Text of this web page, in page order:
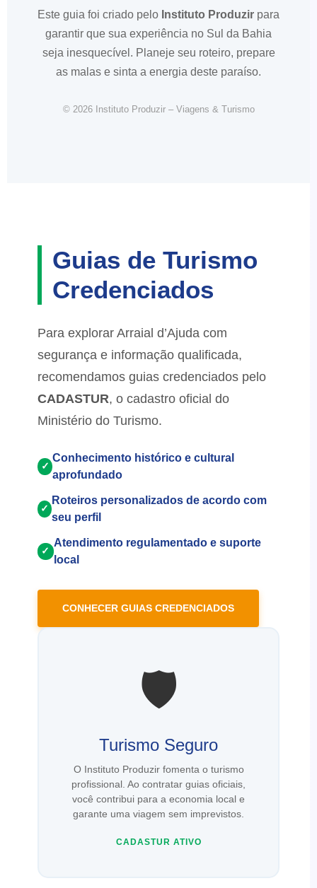
Este guia foi criado pelo Instituto Produzir para
garantir que sua experiência no Sul da Bahia
seja inesquecível. Planeje seu roteiro, prepare
as malas e sinta a energia deste paraíso.
© 2026 Instituto Produzir – Viagens & Turismo
Guias de Turismo
Credenciados
Para explorar Arraial d’Ajuda com
segurança e informação qualificada,
recomendamos guias credenciados pelo
CADASTUR, o cadastro oficial do
Ministério do Turismo.
✓
Conhecimento histórico e cultural
aprofundado
✓
Roteiros personalizados de acordo com
seu perfil
✓
Atendimento regulamentado e suporte
local
CONHECER GUIAS CREDENCIADOS
🛡️
Turismo Seguro
O Instituto Produzir fomenta o turismo
profissional. Ao contratar guias oficiais,
você contribui para a economia local e
garante uma viagem sem imprevistos.
CADASTUR ATIVO